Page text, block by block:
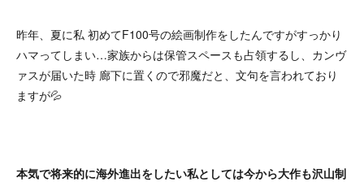
昨年、夏に私 初めてF100号の絵画制作をしたんですがすっかり
ハマってしまい…家族からは保管スペースも占領するし、カンヴ
ァスが届いた時 廊下に置くので邪魔だと、文句を言われており
ますが💦
本気で将来的に海外進出をしたい私としては今から大作も沢山制